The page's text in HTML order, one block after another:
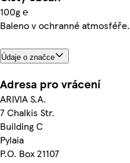
100g ℮
Baleno v ochranné atmosféře.
Údaje o značce
Adresa pro vrácení
ARIVIA S.A.
7 Chalkis Str.
Building C
Pylaia
P.O. Box 21107